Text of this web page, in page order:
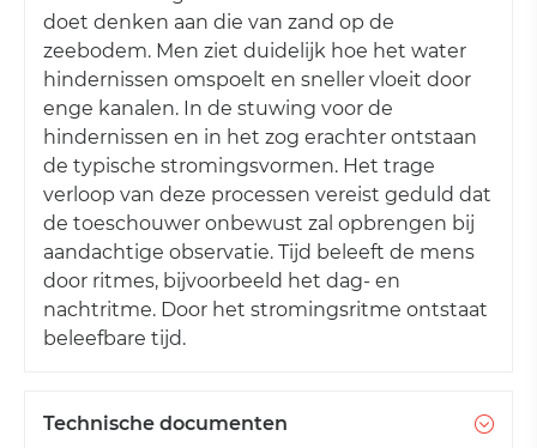
doet denken aan die van zand op de
zeebodem. Men ziet duidelijk hoe het water
hindernissen omspoelt en sneller vloeit door
enge kanalen. In de stuwing voor de
hindernissen en in het zog erachter ontstaan
de typische stromingsvormen. Het trage
verloop van deze processen vereist geduld dat
de toeschouwer onbewust zal opbrengen bij
aandachtige observatie. Tijd beleeft de mens
door ritmes, bijvoorbeeld het dag- en
nachtritme. Door het stromingsritme ontstaat
beleefbare tijd.
Technische documenten